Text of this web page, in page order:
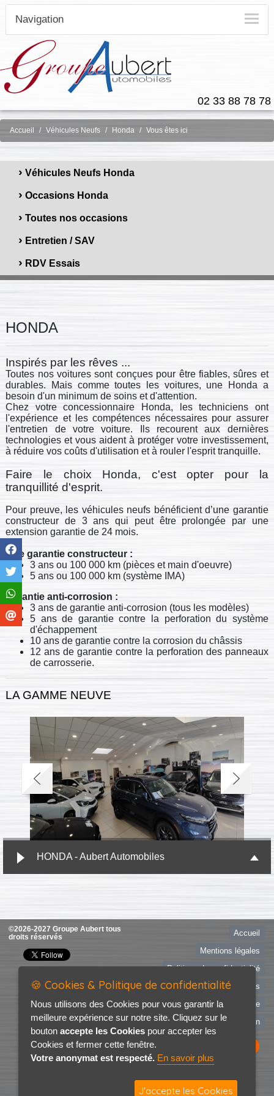
02 33 88 78 78
Navigation
Accueil Véhicules Neufs Honda Vous êtes ici
› Véhicules Neufs Honda
› Occasions Honda
› Toutes nos occasions
› Entretien / SAV
› RDV Essais
HONDA
Inspirés par les rêves ...
Toutes nos voitures sont conçues pour être fiables, sûres et
durables. Mais comme toutes les voitures, une Honda a
besoin d'un minimum de soins et d'attention.
Chez votre concessionnaire Honda, les techniciens ont
l'expérience et les compétences nécessaires pour assurer
l'entretien de votre voiture. Ils recourent aux dernières
technologies et vous aident à protéger votre investissement,
à réduire vos coûts d'utilisation et à rouler l'esprit tranquille.
Faire le choix Honda, c'est opter pour la
tranquillité d'esprit.
Pour preuve, les véhicules neufs bénéficient d’une garantie
constructeur de 3 ans qui peut être prolongée par une
extension garantie de 24 mois.
Une garantie constructeur :
3 ans ou 100 000 km (pièces et main d'oeuvre)
5 ans ou 100 000 km (système IMA)
Garantie anti-corrosion :
3 ans de garantie anti-corrosion (tous les modèles)
5 ans de garantie contre la perforation du système
d'échappement
10 ans de garantie contre la corrosion du châssis
12 ans de garantie contre la perforation des panneaux
de carrosserie.
LA GAMME NEUVE
HONDA - Aubert Automobiles
©2026-2027 Groupe Aubert tous
droits réservés
Accueil
Mentions légales
Politique de confidentialité
RDV Essais
Recherche de véhicule
Contact / Plan
🍪 Cookies & Politique de confidentialité
Nous utilisons des Cookies pour vous garantir la
meilleure expérience sur notre site. Cliquez sur le
bouton accepte les Cookies pour accepter les
Cookies et fermer cette fenêtre.
Votre anonymat est respecté. En savoir plus
J'accepte les Cookies